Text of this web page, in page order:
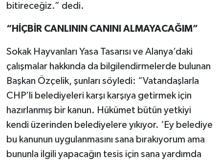
bitireceğiz.” dedi.
“HİÇBİR CANLININ CANINI ALMAYACAĞIM”
Sokak Hayvanları Yasa Tasarısı ve Alanya’daki
çalışmalar hakkında da bilgilendirmelerde bulunan
Başkan Özçelik, şunları söyledi: “Vatandaşlarla
CHP’li belediyeleri karşı karşıya getirmek için
hazırlanmış bir kanun. Hükümet bütün yetkiyi
kendi üzerinden belediyelere yıkıyor. ‘Ey belediye
bu kanunun uygulanmasını sana bırakıyorum ama
bununla ilgili yapacağın tesis için sana yardımda